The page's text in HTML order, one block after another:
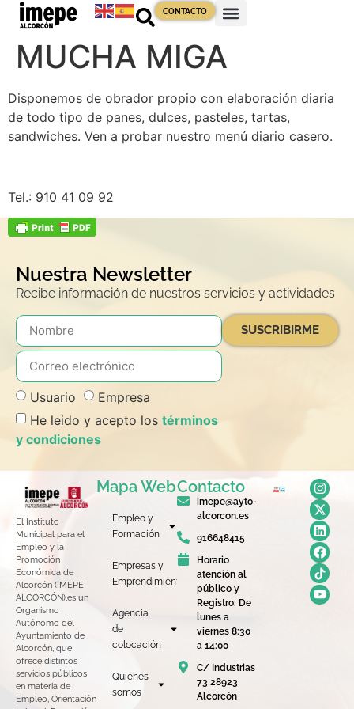
contenido CONTACTO
MUCHA MIGA
Disponemos de obrador propio con elaboración diaria
de todo tipo de panes, dulces, pasteles, tartas,
sandwiches. Ven a probar nuestro menú diario casero.
Tel.: 910 41 09 92
Nuestra Newsletter
Recibe información de nuestros servicios y actividades
Usuario
Empresa
He leido y acepto los términos
y condiciones
SUSCRIBIRME
El Instituto
Municipal para el
Empleo y la
Promoción
Económica de
Alcorcón (IMEPE
ALCORCÓN),es un
Organismo
Autónomo del
Ayuntamiento de
Alcorcón, que
ofrece distintos
servicios públicos
en materia de
Empleo, Orientación
Mapa Web
Empleo y
Formación
Empresas y
Emprendimiento
Agencia
de
colocación
Quienes
somos
Contacto
imepe@ayto-
alcorcon.es
916648415
Horario
atención al
público y
Registro: De
lunes a
viernes 8:30
a 14:00
C/ Industrias
73 28923
Alcorcón